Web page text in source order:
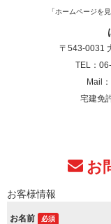
「ホームページを
〒543-0031
TEL：
Mail
宅建免
お
お客様情報
お名前 必須